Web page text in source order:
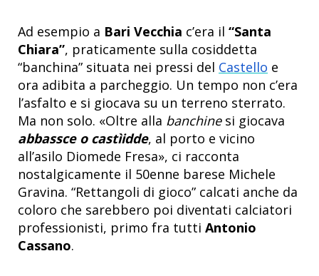
Ad esempio a Bari Vecchia c’era il “Santa
Chiara”, praticamente sulla cosiddetta
“banchina” situata nei pressi del Castello e
ora adibita a parcheggio. Un tempo non c’era
l’asfalto e si giocava su un terreno sterrato.
Ma non solo. «Oltre alla banchine si giocava
abbassce o castìidde, al porto e vicino
all’asilo Diomede Fresa», ci racconta
nostalgicamente il 50enne barese Michele
Gravina. “Rettangoli di gioco” calcati anche da
coloro che sarebbero poi diventati calciatori
professionisti, primo fra tutti Antonio
Cassano.